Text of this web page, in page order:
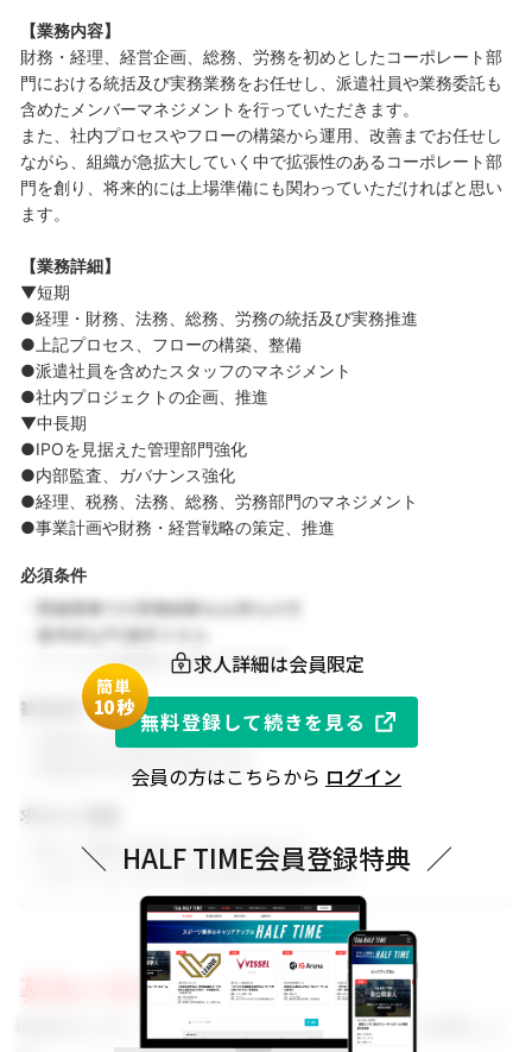
【業務内容】
財務・経理、経営企画、総務、労務を初めとしたコーポレート部
門における統括及び実務業務をお任せし、派遣社員や業務委託も
含めたメンバーマネジメントを行っていただきます。
また、社内プロセスやフローの構築から運用、改善までお任せし
ながら、組織が急拡大していく中で拡張性のあるコーポレート部
門を創り、将来的には上場準備にも関わっていただければと思い
ます。
【業務詳細】
▼短期
●経理・財務、法務、総務、労務の統括及び実務推進
●上記プロセス、フローの構築、整備
●派遣社員を含めたスタッフのマネジメント
●社内プロジェクトの企画、推進
▼中長期
●IPOを見据えた管理部門強化
●内部監査、ガバナンス強化
●経理、税務、法務、総務、労務部門のマネジメント
●事業計画や財務・経営戦略の策定、推進
必須条件
・関連業務での実務経験をお持ちの方
・基本的なPC操作スキル
・チームでの協働を大切にできる方
歓迎条件
・同業界での就業経験がある方
・関連分野の知見をお持ちの方
求める人物像
・新しい挑戦に前向きに取り組める方
・スポーツビジネスに強い関心をお持ちの方
募集の背景
事業拡大に伴い、組織体制を強化するためのメンバーを募集しま
求人詳細は会員限定
簡単
10秒
無料登録して続きを見る
会員の方はこちらから ログイン
＼ HALF TIME会員登録特典 ／